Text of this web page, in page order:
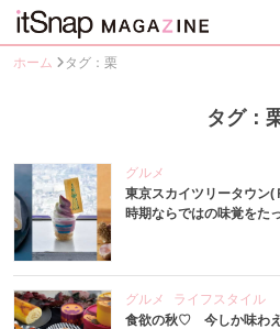
ホーム タグ：栗
タグ：
グルメ
東京スカイツリータウン
時期ならではの味覚をた
グルメ
ライフスタイル
食欲の秋♡ 今しか味わえ